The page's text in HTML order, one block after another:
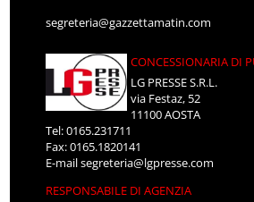
segreteria@gazzettamatin.com
CONCESSIONARIA DI
LG PRESSE S.R.L.
via Festaz, 52
11100 AOSTA
Tel: 0165.231711
Fax: 0165.1820141
E-mailsegreteria@lgpresse.com
RESPONSABILE DI AGENZIA